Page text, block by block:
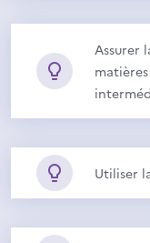
Assurer
Utiliser